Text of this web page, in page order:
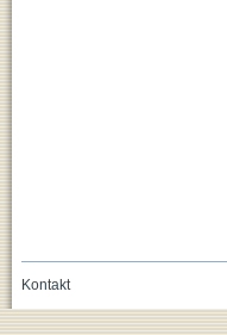
Kontakt